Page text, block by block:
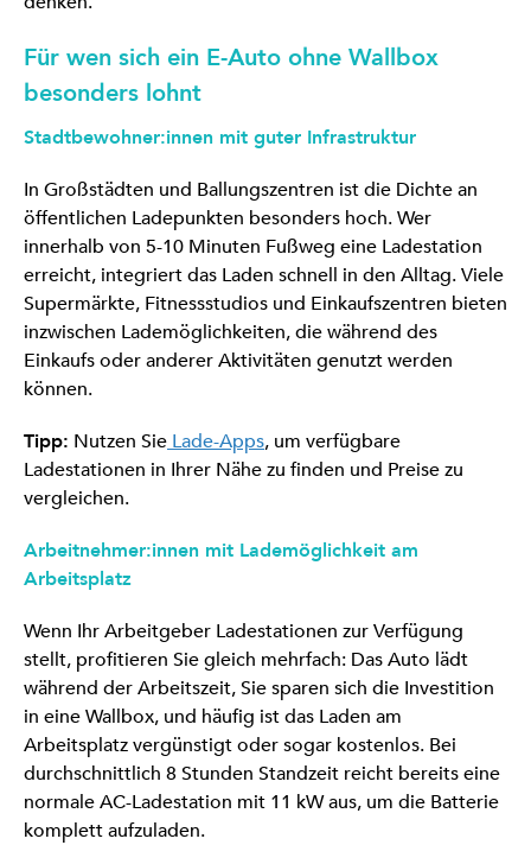
Für wen sich ein E-Auto ohne Wallbox
besonders lohnt
Stadtbewohner:innen mit guter Infrastruktur
In Großstädten und Ballungszentren ist die Dichte an
öffentlichen Ladepunkten besonders hoch. Wer
innerhalb von 5-10 Minuten Fußweg eine Ladestation
erreicht, integriert das Laden schnell in den Alltag. Viele
Supermärkte, Fitnessstudios und Einkaufszentren bieten
inzwischen Lademöglichkeiten, die während des
Einkaufs oder anderer Aktivitäten genutzt werden
können.
Tipp: Nutzen Sie Lade-Apps, um verfügbare
Ladestationen in Ihrer Nähe zu finden und Preise zu
vergleichen.
Arbeitnehmer:innen mit Lademöglichkeit am
Arbeitsplatz
Wenn Ihr Arbeitgeber Ladestationen zur Verfügung
stellt, profitieren Sie gleich mehrfach: Das Auto lädt
während der Arbeitszeit, Sie sparen sich die Investition
in eine Wallbox, und häufig ist das Laden am
Arbeitsplatz vergünstigt oder sogar kostenlos. Bei
durchschnittlich 8 Stunden Standzeit reicht bereits eine
normale AC-Ladestation mit 11 kW aus, um die Batterie
komplett aufzuladen.